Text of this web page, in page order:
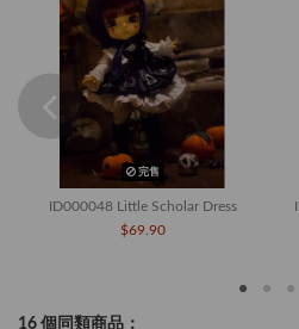
完售
ID000048 Little Scholar Dress
$69.90
16 個同類商品：